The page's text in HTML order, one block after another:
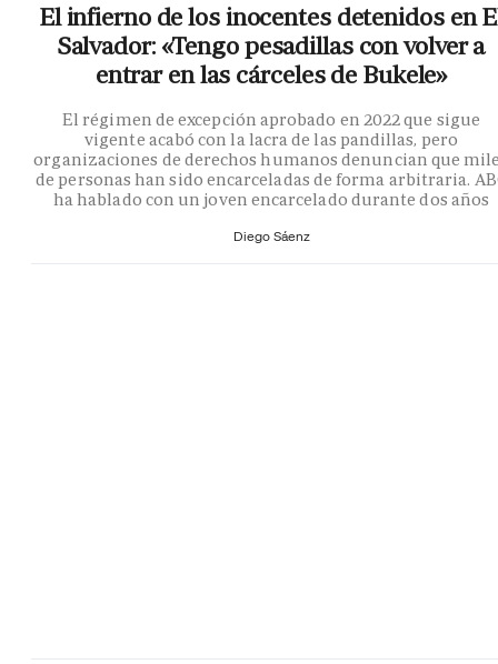
El infierno de los inocentes detenidos en
Salvador: «Tengo pesadillas con volver a
entrar en las cárceles de Bukele»
El régimen de excepción aprobado en 2022 que sigue
vigente acabó con la lacra de las pandillas, pero
organizaciones de derechos humanos denuncian que
de personas han sido encarceladas de forma arbitraria.
ha hablado con un joven encarcelado durante dos años
Diego Sáenz